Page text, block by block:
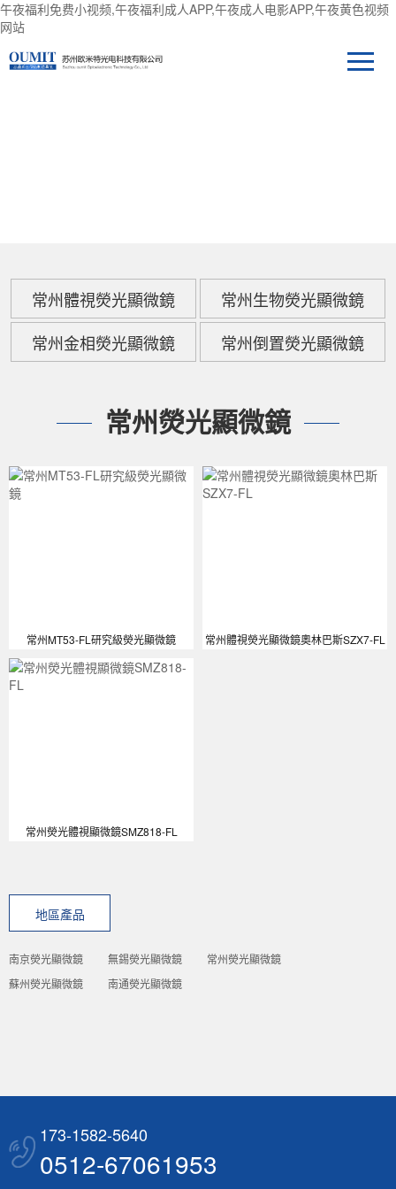
午夜福利免费小视频,午夜福利成人APP,午夜成人电影APP,午夜黄色视频
网站
常州體視熒光顯微鏡
常州生物熒光顯微鏡
常州金相熒光顯微鏡
常州倒置熒光顯微鏡
常州熒光顯微鏡
常州MT53-FL研究級熒光顯微鏡 常州體視熒光顯微鏡奧林巴斯SZX7-FL
常州熒光體視顯微鏡SMZ818-FL
地區產品
南京熒光顯微鏡 無錫熒光顯微鏡
常州熒光顯微鏡
蘇州熒光顯微鏡
南通熒光顯微鏡
173-1582-5640
0512-67061953